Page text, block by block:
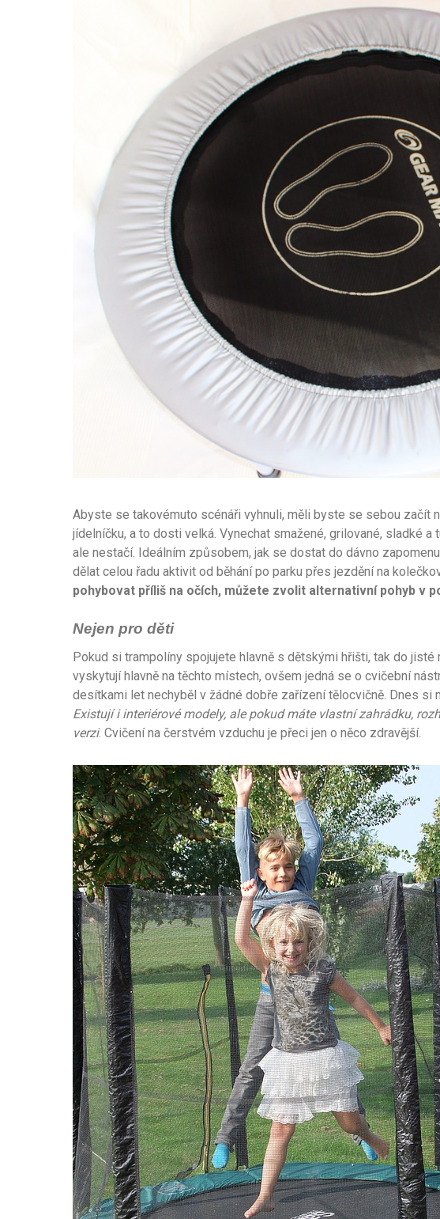
Abyste se takovémuto scénáři vyhnuli, měli byste se sebou začít
jídelníčku, a to dosti velká. Vynechat smažené, grilované, sladké
ale nestačí. Ideálním způsobem, jak se dostat do dávno
dělat celou řadu aktivit od běhání po parku přes jezdění na
pohybovat příliš na očích, můžete zvolit alternativní pohyb v
Nejen pro děti
Pokud si trampolíny spojujete hlavně s dětskými hřišti, tak do
vyskytují hlavně na těchto místech, ovšem jedná se o cvičební
desítkami let nechyběl v žádné dobře zařízení tělocvičně. Dnes si
Existují i interiérové modely, ale pokud máte vlastní zahrádku,
verzi. Cvičení na čerstvém vzduchu je přeci jen o něco zdravější.